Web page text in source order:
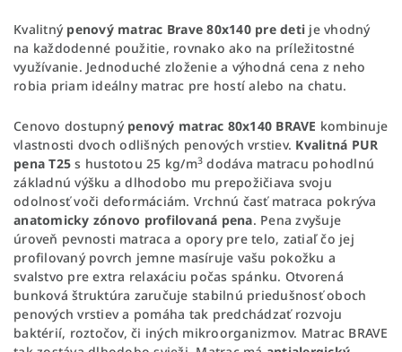
Kvalitný penový matrac Brave 80x140 pre deti je vhodný
na každodenné použitie, rovnako ako na príležitostné
využívanie. Jednoduché zloženie a výhodná cena z neho
robia priam ideálny matrac pre hostí alebo na chatu.
Cenovo dostupný penový matrac 80x140 BRAVE kombinuje
vlastnosti dvoch odlišných penových vrstiev. Kvalitná PUR
pena T25 s hustotou 25 kg/m3 dodáva matracu pohodlnú
základnú výšku a dlhodobo mu prepožičiava svoju
odolnosť voči deformáciám. Vrchnú časť matraca pokrýva
anatomicky zónovo profilovaná pena. Pena zvyšuje
úroveň pevnosti matraca a opory pre telo, zatiaľ čo jej
profilovaný povrch jemne masíruje vašu pokožku a
svalstvo pre extra relaxáciu počas spánku. Otvorená
bunková štruktúra zaručuje stabilnú priedušnosť oboch
penových vrstiev a pomáha tak predchádzať rozvoju
baktérií, roztočov, či iných mikroorganizmov. Matrac BRAVE